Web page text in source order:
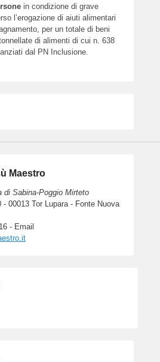
in condizione di grave
l’erogazione di aiuti alimentari
per un totale di beni
di alimenti di cui n. 638
dal PN Inclusione.
Maestro
di Sabina-Poggio Mirteto
00013 Tor Lupara - Fonte Nuova
- Email